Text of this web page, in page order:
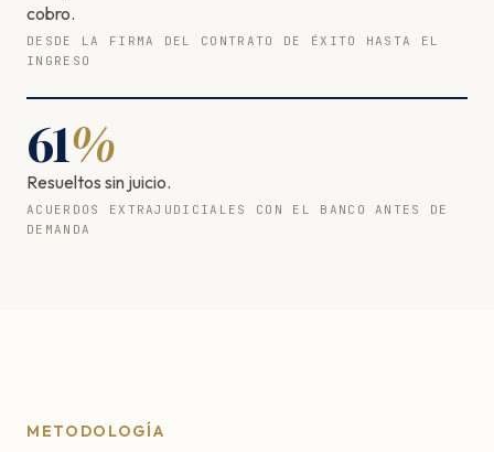
cobro.
DESDE LA FIRMA DEL CONTRATO DE ÉXITO HASTA EL
INGRESO
61%
Resueltos sin juicio.
ACUERDOS EXTRAJUDICIALES CON EL BANCO ANTES DE
DEMANDA
METODOLOGÍA